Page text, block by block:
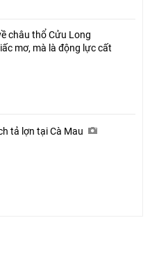
châu thổ Cửu Long
mơ, mà là động lực cất
tả lợn tại Cà Mau